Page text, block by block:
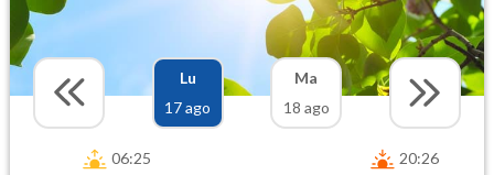
Lu
17 ago
Ma
18 ago
06:25 20:26